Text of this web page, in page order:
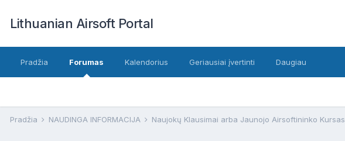
Lithuanian Airsoft Portal
Pradžia Forumas Kalendorius Geriausiai įvertinti Daugiau
Pradžia NAUDINGA INFORMACIJA Naujokų Klausimai arba Jaunojo Airsoftininko Kursas